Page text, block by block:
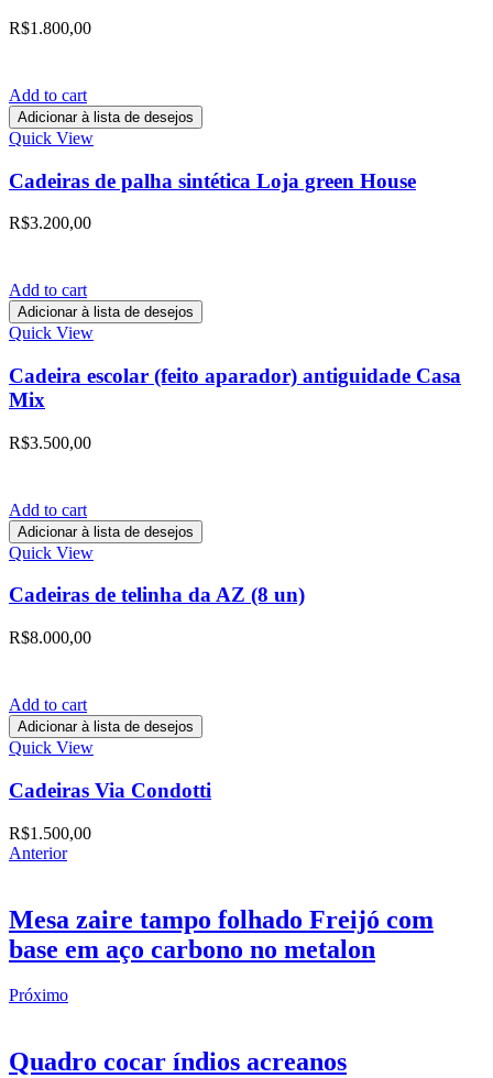
R$1.800,00
Add to cart
Adicionar à lista de desejos
Quick View
Cadeiras de palha sintética Loja green House
R$3.200,00
Add to cart
Adicionar à lista de desejos
Quick View
Cadeira escolar (feito aparador) antiguidade Casa
Mix
R$3.500,00
Add to cart
Adicionar à lista de desejos
Quick View
Cadeiras de telinha da AZ (8 un)
R$8.000,00
Add to cart
Adicionar à lista de desejos
Quick View
Cadeiras Via Condotti
R$1.500,00
Anterior
Mesa zaire tampo folhado Freijó com
base em aço carbono no metalon
Próximo
Quadro cocar índios acreanos